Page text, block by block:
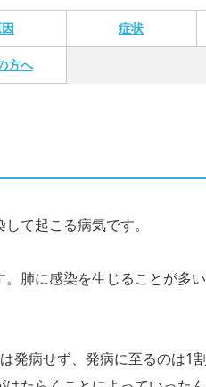
症状
方へ
て起こる病気です。
肺に感染を生じることが多
発病せず、発病に至るのは1